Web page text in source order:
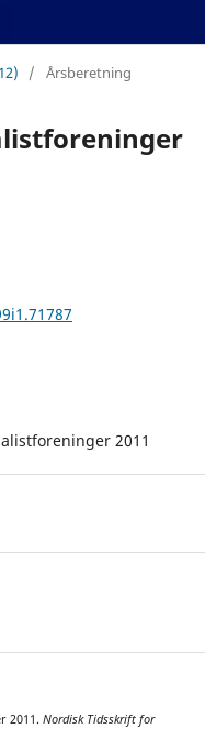
/ Årsberetning
2011
2011. Nordisk Tidsskrift for